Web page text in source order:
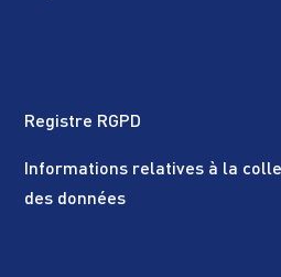
Registre RGPD
Informations relatives à la
des données